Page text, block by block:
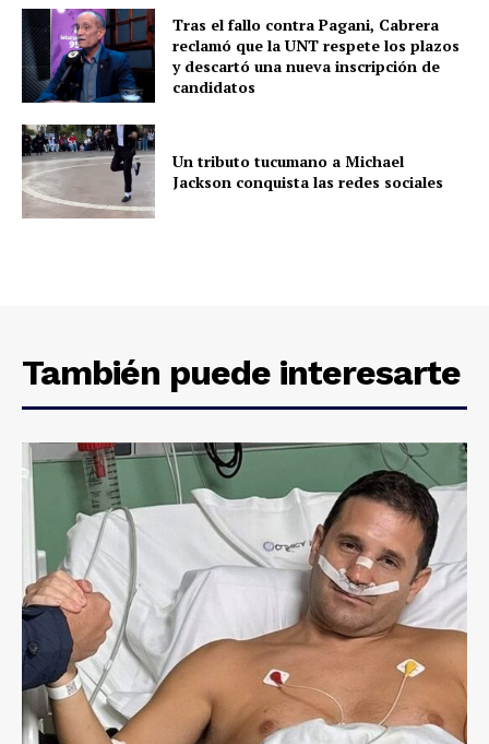
Tras el fallo contra Pagani, Cabrera
reclamó que la UNT respete los plazos
y descartó una nueva inscripción de
candidatos
Un tributo tucumano a Michael
Jackson conquista las redes sociales
También puede interesarte